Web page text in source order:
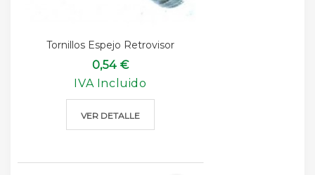
Tornillos Espejo Retrovisor
0,54 €
IVA Incluido
VER DETALLE